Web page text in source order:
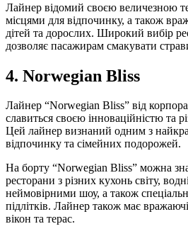
Лайнер відомий своєю величезною
місцями для відпочинку, а також
дітей та дорослих. Широкий вибір
дозволяє пасажирам смакувати
4. Norwegian Bliss
Лайнер “Norwegian Bliss” від
славиться своєю інноваційністю та
Цей лайнер визнаний одним з
відпочинку та сімейних подорожей.
На борту “Norwegian Bliss” можна
ресторани з різних кухонь світу,
неймовірними шоу, а також
підлітків. Лайнер також має
вікон та терас.